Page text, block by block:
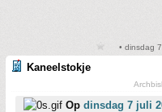
• dinsdag
Kaneelstokje
Op dinsdag 7 juli